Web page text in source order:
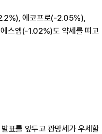
에코프로(-2.05%),
스엠(-1.02%)도 약세를 띠고
표를 앞두고 관망세가 우세할